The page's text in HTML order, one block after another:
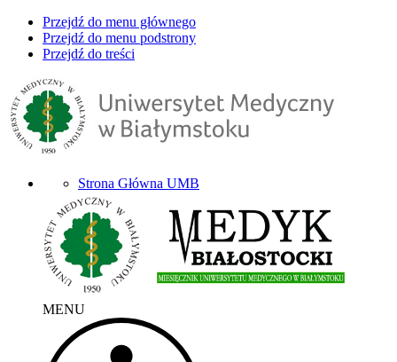
Przejdź do menu głównego
Przejdź do menu podstrony
Przejdź do treści
Strona Główna UMB
MENU